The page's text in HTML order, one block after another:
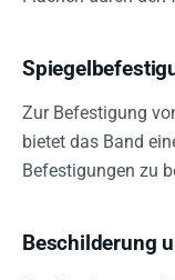
Zur Befestigung
bietet das Band
Befestigungen zu
Beschilderung